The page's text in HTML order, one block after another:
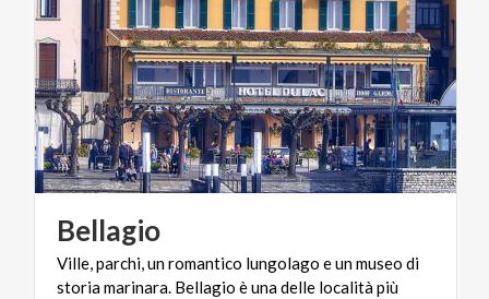
Bellagio
Ville, parchi, un romantico lungolago e un museo di
storia marinara. Bellagio è una delle località più